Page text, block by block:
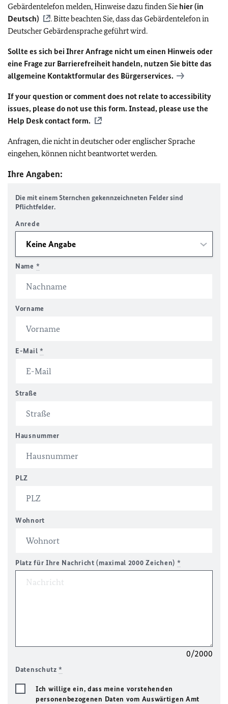
Gebärdentelefon melden, Hinweise dazu finden Sie hier (in
Deutsch)
. Bitte beachten Sie, dass das Gebärdentelefon in
Deutscher Gebärdensprache geführt wird.
Sollte es sich bei Ihrer Anfrage nicht um einen Hinweis oder
eine Frage zur Barrierefreiheit handeln, nutzen Sie bitte das
allgemeine Kontaktformular des Bürgerservices.
If your question or comment does not relate to accessibility
issues, please do not use this form. Instead, please use the
Help Desk contact form.
Anfragen, die nicht in deutscher oder englischer Sprache
eingehen, können nicht beantwortet werden.
Ihre Angaben:
Die mit einem Sternchen gekennzeichneten Felder sind
Pflichtfelder.
Anrede
Name *
Vorname
E-Mail *
Straße
Hausnummer
PLZ
Wohnort
Platz für Ihre Nachricht (maximal 2000 Zeichen) *
0/2000
Datenschutz*
Ich willige ein, dass meine vorstehenden
personenbezogenen Daten vom Auswärtigen Amt